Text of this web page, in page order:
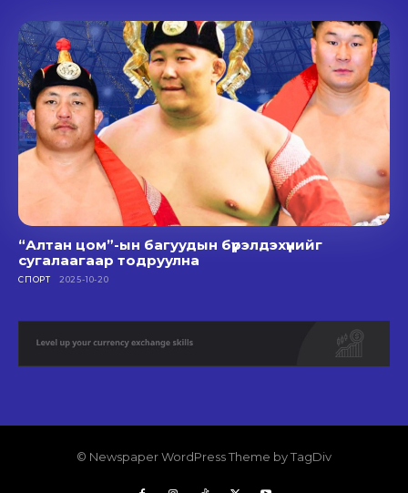
“Алтан цом”-ын багуудын бүрэлдэхүүнийг
сугалаагаар тодруулна
СПОРТ 2025-10-20
© Newspaper WordPress Theme by TagDiv